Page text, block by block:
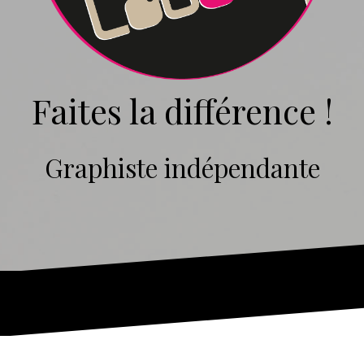
Faites la différence !
Graphiste indépendante